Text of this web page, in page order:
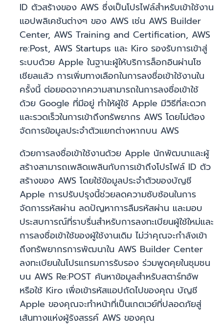
ID ตัวสร้างของ AWS ซึ่งเป็นโปรไฟล์สำหรับเข้าใช้งาน
แอปพลิเคชันต่างๆ ของ AWS เช่น AWS Builder
Center, AWS Training and Certification, AWS
re:Post, AWS Startups และ Kiro รองรับการเข้าสู่
ระบบด้วย Apple ในฐานะผู้ให้บริการล็อกอินผ่านโซ
เชียลแล้ว การเพิ่มทางเลือกในการลงชื่อเข้าใช้งานใน
ครั้งนี้ ต่อยอดจากความสามารถในการลงชื่อเข้าใช้
ด้วย Google ที่มีอยู่ ทำให้ผู้ใช้ Apple มีวิธีที่สะดวก
และรวดเร็วในการเข้าถึงทรัพยากร AWS โดยไม่ต้อง
จัดการข้อมูลประจำตัวแยกต่างหากบน AWS
ด้วยการลงชื่อเข้าใช้งานด้วย Apple นักพัฒนาและผู้
สร้างสามารถเพลิดเพลินกับการเข้าถึงโปรไฟล์ ID ตัว
สร้างของ AWS โดยใช้ข้อมูลประจำตัวของบัญชี
Apple การปรับปรุงนี้ช่วยลดความซับซ้อนในการ
จัดการรหัสผ่าน ลดปัญหาการลืมรหัสผ่าน และมอบ
ประสบการณ์ที่ราบรื่นสำหรับการลงทะเบียนผู้ใช้ใหม่และ
การลงชื่อเข้าใช้ของผู้ใช้งานเดิม ไม่ว่าคุณจะกำลังเข้า
ถึงทรัพยากรการพัฒนาใน AWS Builder Center
ลงทะเบียนในโปรแกรมการรับรอง ร่วมพูดคุยในชุมชน
บน AWS Re:POST ค้นหาข้อมูลสำหรับสตาร์ทอัพ
หรือใช้ Kiro เพื่อเข้ารหัสแอปถัดไปของคุณ บัญชี
Apple ของคุณจะทำหน้าที่เป็นเกตเวย์ที่ปลอดภัยสู่
เส้นทางแห่งผู้รังสรรค์ AWS ของคุณ